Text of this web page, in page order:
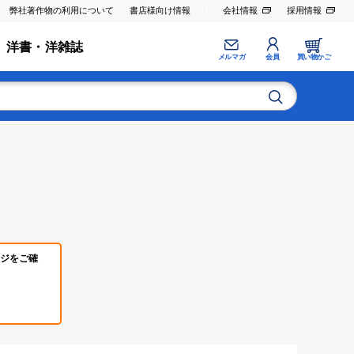
弊社著作物の利用について 書店様向け情報 会社情報 採用情報
洋書・洋雑誌
メルマガ 会員 買い物かご
をご確